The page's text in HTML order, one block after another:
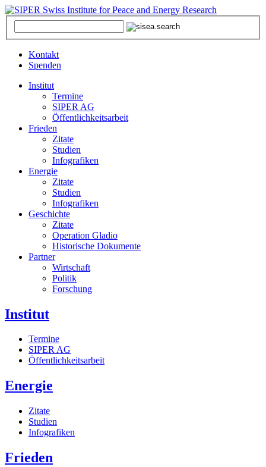
Kontakt
Spenden
Institut
Termine
SIPER AG
Öffentlichkeitsarbeit
Frieden
Zitate
Studien
Infografiken
Energie
Zitate
Studien
Infografiken
Geschichte
Zitate
Operation Gladio
Historische Dokumente
Partner
Wirtschaft
Politik
Forschung
Institut
Termine
SIPER AG
Öffentlichkeitsarbeit
Energie
Zitate
Studien
Infografiken
Frieden